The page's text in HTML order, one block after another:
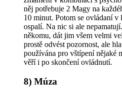
něj potřebuje 2 Magy na
10 minut. Potom se ovládaní
ospalí. Na nic si ale
někomu, dát jim všem velmi
prostě odvést pozornost, ale
používána pro vštípení nějaké
věří i po skončení ovládnutí.
8) Múza